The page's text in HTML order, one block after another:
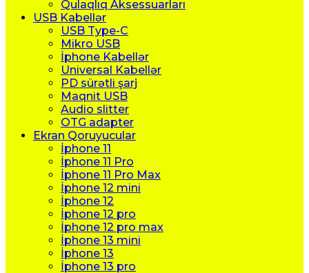
Qulaqlıq Aksessuarları
USB Kabellər
USB Type-C
Mikro USB
İphone Kabellər
Universal Kabellər
PD sürətli şarj
Maqnit USB
Audio slitter
OTG adapter
Ekran Qoruyucular
İphone 11
İphone 11 Pro
İphone 11 Pro Max
İphone 12 mini
İphone 12
İphone 12 pro
İphone 12 pro max
İphone 13 mini
İphone 13
İphone 13 pro